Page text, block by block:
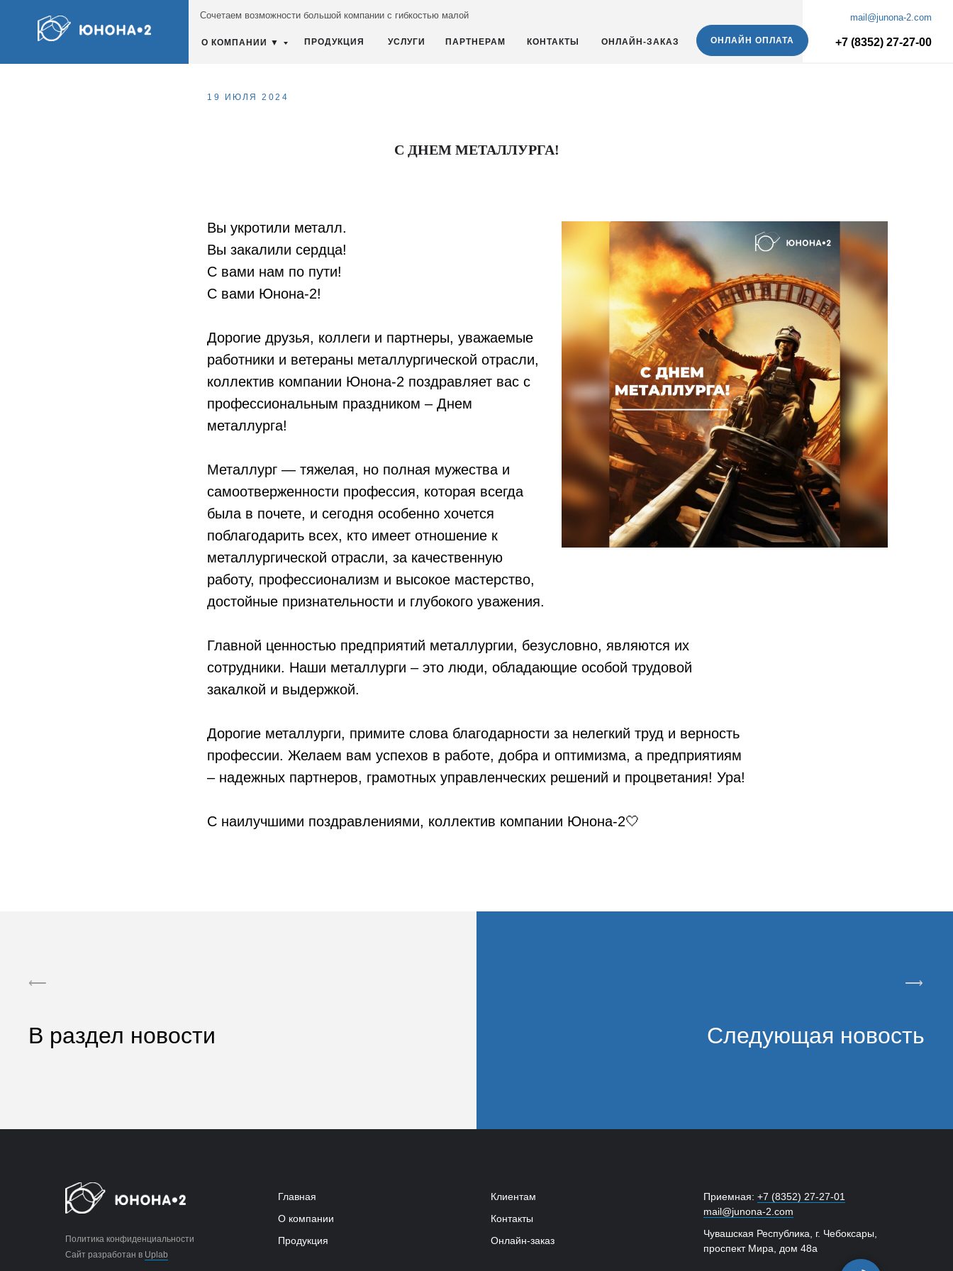
Сочетаем возможности большой компании с гибкостью малой
+7 (8352) 27-27-00
mail@junona-2.com
О КОМПАНИИ ▼ ПРОДУКЦИЯ УСЛУГИ ПАРТНЕРАМ КОНТАКТЫ ОНЛАЙН-ЗАКАЗ ОНЛАЙН ОПЛАТА
19 ИЮЛЯ 2024
С ДНЕМ МЕТАЛЛУРГА!
Вы укротили металл.
Вы закалили сердца!
С вами нам по пути!
С вами Юнона-2!
Дорогие друзья, коллеги и партнеры, уважаемые
работники и ветераны металлургической отрасли,
коллектив компании Юнона-2 поздравляет вас с
профессиональным праздником – Днем
металлурга!
Металлург — тяжелая, но полная мужества и
самоотверженности профессия, которая всегда
была в почете, и сегодня особенно хочется
поблагодарить всех, кто имеет отношение к
металлургической отрасли, за качественную
работу, профессионализм и высокое мастерство,
достойные признательности и глубокого уважения.
Главной ценностью предприятий металлургии, безусловно, являются их
сотрудники. Наши металлурги – это люди, обладающие особой трудовой
закалкой и выдержкой.
Дорогие металлурги, примите слова благодарности за нелегкий труд и верность
профессии. Желаем вам успехов в работе, добра и оптимизма, а предприятиям
– надежных партнеров, грамотных управленческих решений и процветания! Ура!
С наилучшими поздравлениями, коллектив компании Юнона-2🤍
⟵
В раздел новости
⟶
Следующая новость
Политика конфиденциальности
Сайт разработан в Uplab
Главная
О компании
Продукция
Клиентам
Контакты
Онлайн-заказ
Приемная: +7 (8352) 27-27-01
mail@junona-2.com
Чувашская Республика, г. Чебоксары,
проспект Мира, дом 48а